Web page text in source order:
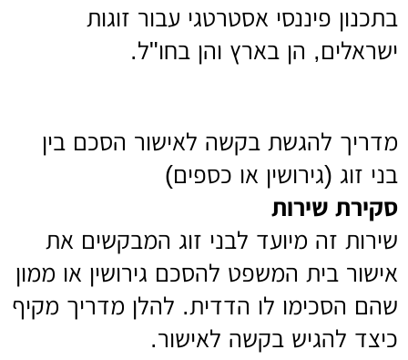
בתכנון פיננסי אסטרטגי עבור זוגות
ישראלים, הן בארץ והן בחו"ל.
מדריך להגשת בקשה לאישור הסכם בין
בני זוג (גירושין או כספים)
סקירת שירות
שירות זה מיועד לבני זוג המבקשים את
אישור בית המשפט להסכם גירושין או ממון
שהם הסכימו לו הדדית. להלן מדריך מקיף
כיצד להגיש בקשה לאישור.